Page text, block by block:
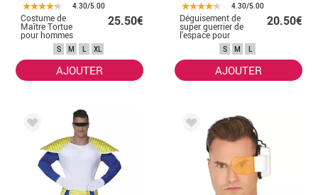
4.30/5.00
Costume de
Maître Tortue
pour hommes
25.50€
S M L XL
AJOUTER
4.30/5.00
Déguisement de
super guerrier de
l'espace pour
homme
20.50€
S M L
AJOUTER